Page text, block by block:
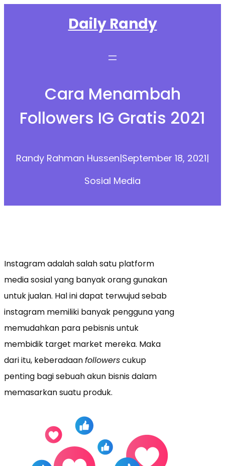
Daily Randy
Cara Menambah
Followers IG Gratis 2021
Randy Rahman Hussen|September 18, 2021|
Sosial Media
Instagram adalah salah satu platform
media sosial yang banyak orang gunakan
untuk jualan. Hal ini dapat terwujud sebab
instagram memiliki banyak pengguna yang
memudahkan para pebisnis untuk
membidik target market mereka. Maka
dari itu, keberadaanfollowerscukup
penting bagi sebuah akun bisnis dalam
memasarkan suatu produk.